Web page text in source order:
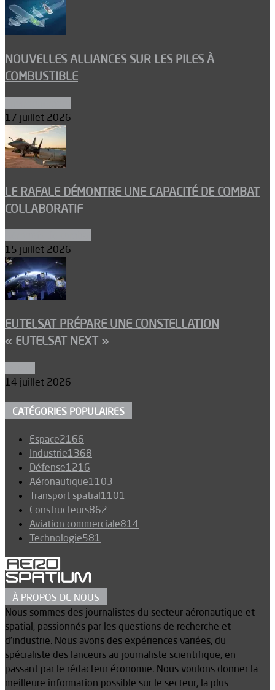
NOUVELLES ALLIANCES SUR LES PILES À
COMBUSTIBLE
17 juillet 2026
LE RAFALE DÉMONTRE UNE CAPACITÉ DE COMBAT
COLLABORATIF
15 juillet 2026
EUTELSAT PRÉPARE UNE CONSTELLATION
« EUTELSAT NEXT »
14 juillet 2026
CATÉGORIES POPULAIRES
Espace2166
Industrie1368
Défense1216
Aéronautique1103
Transport spatial1101
Constructeurs862
Aviation commerciale814
Technologie581
À PROPOS DE NOUS
Nous sommes des journalistes du secteur aéronautique et
spatial, passionnés par les questions de recherche et
d’industrie. Nous avons des expériences variées, du
spécialiste des lanceurs au journaliste scientifique, en
passant par le rédacteur économie. Nous voulons donner la
meilleure information possible sur le secteur, la plus